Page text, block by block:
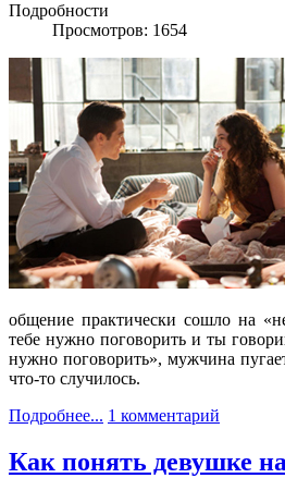
Подробности
Просмотров: 1654
общение практически сошло на
тебе нужно поговорить и ты
нужно поговорить», мужчина
что-то случилось.
Подробнее... 1 комментарий
Как понять девушке